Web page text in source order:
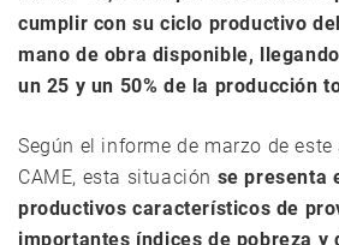
cumplir con su ciclo productivo
mano de obra disponible,
un 25 y un 50% de la producción
Según el informe de marzo de
CAME, esta situación se presenta
productivos característicos de
importantes índices de pobreza y